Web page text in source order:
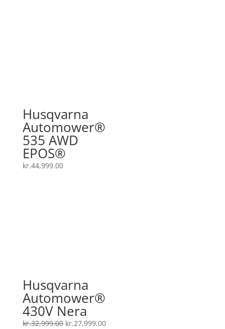
Husqvarna
Automower®
535 AWD
EPOS®
kr.44,999.00
Husqvarna
Automower®
430V Nera
kr.32,999.00 Den
kr.27,999.00Den